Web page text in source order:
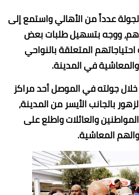
عدداً من الأهالي واستمع إلى
ووجه بتسهيل طلبات بعض
المتعلقة بالنواحي
في المدينة.
جولته في الموصل أحد مراكز
بالجانب الأيسر من المدينة،
والعائلات واطلع على
المعاشية.